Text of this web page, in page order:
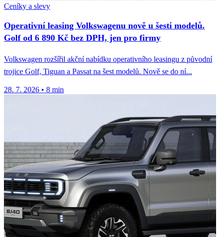
Ceníky a slevy
Operativní leasing Volkswagenu nově u šesti modelů.
Golf od 6 890 Kč bez DPH, jen pro firmy
Volkswagen rozšířil akční nabídku operativního leasingu z původní
trojice Golf, Tiguan a Passat na šest modelů. Nově se do ní...
28. 7. 2026 • 8 min